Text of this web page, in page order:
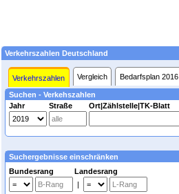
Verkehrszahlen Deutschland
Verkehrszahlen Vergleich Bedarfsplan 2016
Suchen - Verkehszahlen
Jahr
Straße Ort|Zählstelle|TK-Blatt
Suchergebnisse einschränken
Bundesrang Landesrang
|